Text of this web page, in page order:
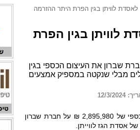
₪ לאסדת לוויתן בגין הפרת היתר ההזרמה
לאסדת לוויתן בגין הפרת
שברון את העיצום הכספי בגין
מבלי שנקטה במספיק אמצעים
2024
המשרד להגנת הסביבה הטיל עיצום כספי של 2,895,980 ₪ על חברת שברון
אסדת הגז לווייתן.